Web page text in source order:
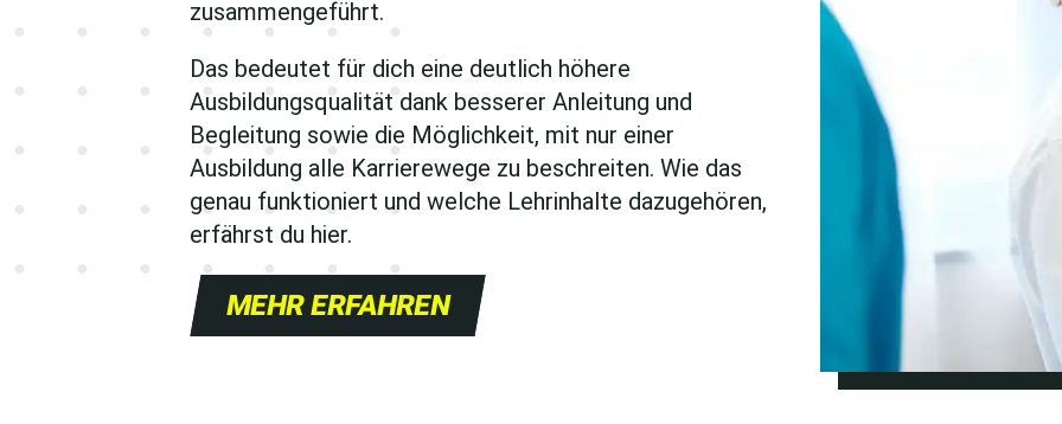
zusammengeführt.
Das bedeutet für dich eine deutlich höhere
Ausbildungsqualität dank besserer Anleitung und
Begleitung sowie die Möglichkeit, mit nur einer
Ausbildung alle Karrierewege zu beschreiten. Wie das
genau funktioniert und welche Lehrinhalte dazugehören,
erfährst du hier.
MEHR ERFAHREN